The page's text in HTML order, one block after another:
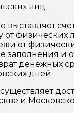
лиц
выставляет
от физических
от
заполнения и
денежных
дней.
и